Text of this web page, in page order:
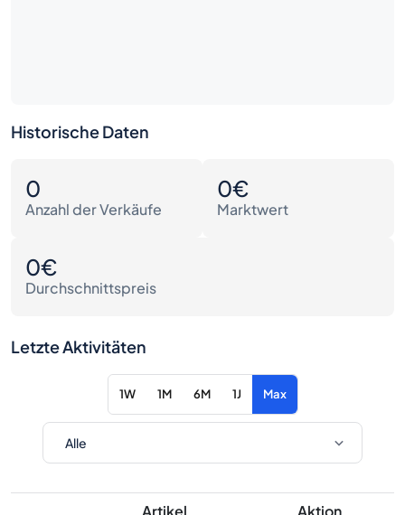
Historische Daten
0
Anzahl der Verkäufe
0€
Marktwert
0€
Durchschnittspreis
Letzte Aktivitäten
1W 1M 6M 1J Max
Artikel Aktion